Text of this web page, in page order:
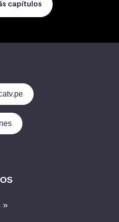
capítulos
»